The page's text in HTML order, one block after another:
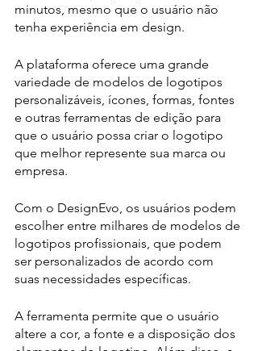
minutos, mesmo que o usuário não
tenha experiência em design.
A plataforma oferece uma grande
variedade de modelos de logotipos
personalizáveis, ícones, formas, fontes
e outras ferramentas de edição para
que o usuário possa criar o logotipo
que melhor represente sua marca ou
empresa.
Com o DesignEvo, os usuários podem
escolher entre milhares de modelos de
logotipos profissionais, que podem
ser personalizados de acordo com
suas necessidades específicas.
A ferramenta permite que o usuário
altere a cor, a fonte e a disposição dos